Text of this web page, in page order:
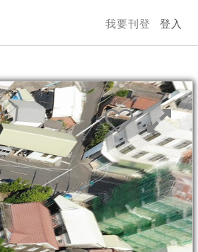
我要刊登 登入